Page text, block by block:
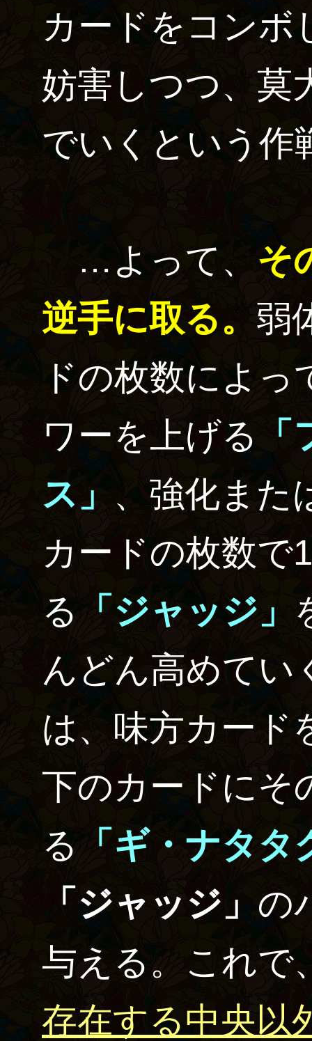
カードをコンボ
妨害しつつ、莫
でいくという作
…よって、 そ
逆手に取る。 弱
ドの枚数によ
ワーを上げる
ス」 、強化また
カードの枚数で
る「ジャッジ」
んどん高めてい
は、味方カード
下のカードにそ
る「ギ・ナタタ
「ジャッジ」 の
与える。これで
存在する中央以